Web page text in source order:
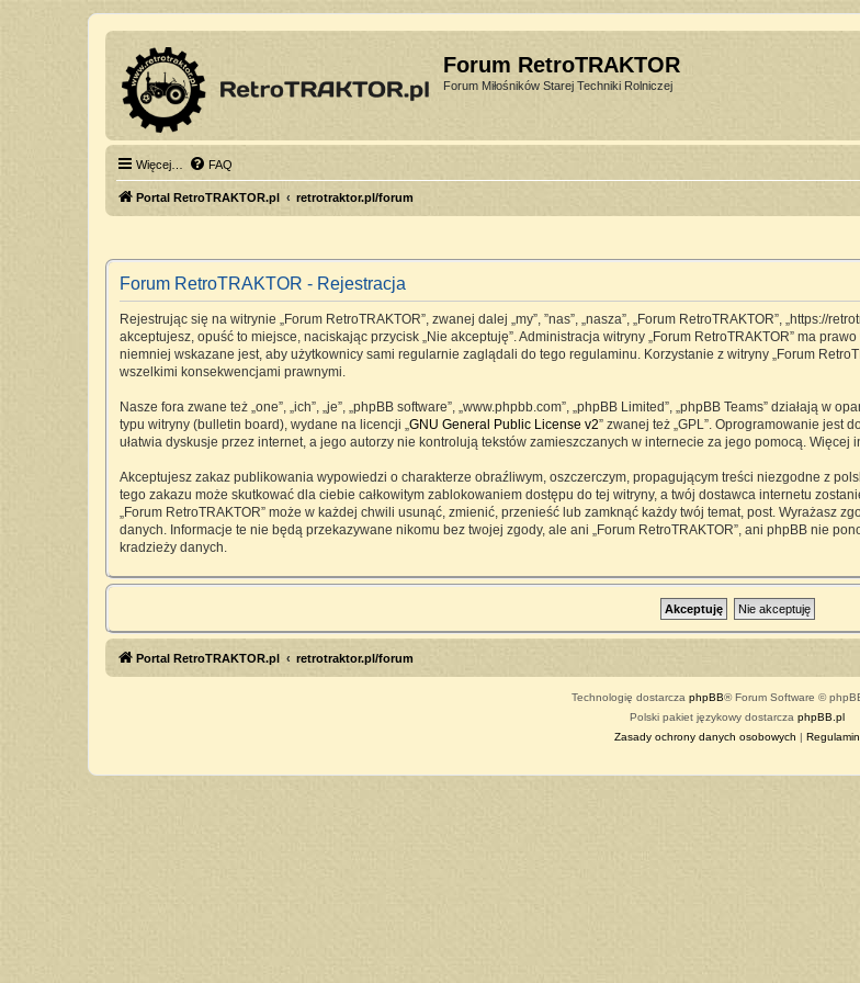
Forum RetroTRAKTOR
Forum Miłośników Starej Techniki Rolniczej
Więcej… FAQ
Portal RetroTRAKTOR.pl retrotraktor.pl/forum
Forum RetroTRAKTOR - Rejestracja
Rejestrując się na witrynie „Forum RetroTRAKTOR”, zwanej dalej „my”, ”nas”, „nasza”, „Forum RetroTRAKTOR”, „https://
akceptujesz, opuść to miejsce, naciskając przycisk „Nie akceptuję”. Administracja witryny „Forum RetroTRAKTOR” ma
niemniej wskazane jest, aby użytkownicy sami regularnie zaglądali do tego regulaminu. Korzystanie z witryny „Forum
wszelkimi konsekwencjami prawnymi.
Nasze fora zwane też „one”, „ich”, „je”, „phpBB software”, „www.phpbb.com”, „phpBB Limited”, „phpBB Teams” działają
typu witryny (bulletin board), wydane na licencji „ GNU General Public License v2” zwanej też „GPL”. Oprogramowanie jest
ułatwia dyskusje przez internet, a jego autorzy nie kontrolują tekstów zamieszczanych w internecie za jego pomocą. Więcej
Akceptujesz zakaz publikowania wypowiedzi o charakterze obraźliwym, oszczerczym, propagującym treści niezgodne z
tego zakazu może skutkować dla ciebie całkowitym zablokowaniem dostępu do tej witryny, a twój dostawca internetu
„Forum RetroTRAKTOR” może w każdej chwili usunąć, zmienić, przenieść lub zamknąć każdy twój temat, post. Wyrażasz
danych. Informacje te nie będą przekazywane nikomu bez twojej zgody, ale ani „Forum RetroTRAKTOR”, ani phpBB nie
kradzieży danych.
Portal RetroTRAKTOR.pl retrotraktor.pl/forum
Technologię dostarcza phpBB® Forum Software ©
Polski pakiet językowy dostarcza phpBB.pl
Zasady ochrony danych osobowych | Regulamin